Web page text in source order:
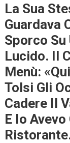
La Sua
Guardava
Sporco
Lucido. Il
Menù:
Tolsi Gli
Cadere Il
E Io